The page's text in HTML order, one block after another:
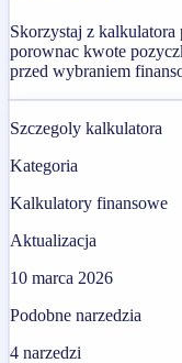
Skorzystaj z kalkulatora
porownac kwote
przed wybraniem
Szczegoly kalkulatora
Kategoria
Kalkulatory finansowe
Aktualizacja
10 marca 2026
Podobne narzedzia
4 narzedzi